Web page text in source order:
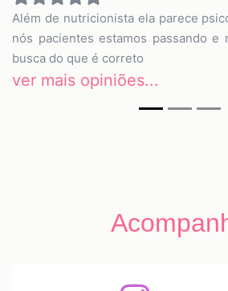
Além de nutricionista ela parece
nós pacientes estamos passando e
busca do que é correto
ver mais opiniões...